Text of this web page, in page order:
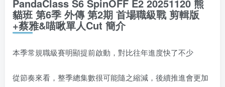
PandaClass S6 SpinOFF E2 20251120 熊
貓班 第6季 外傳 第2期 首場職級戰 剪輯版
+蔡雅&喵啾單人Cut 簡介
本季常規職級賽明顯提前啟動，對比往年進度快了不少
從節奏來看，整季總集數很可能隨之縮減，後續推進會更加